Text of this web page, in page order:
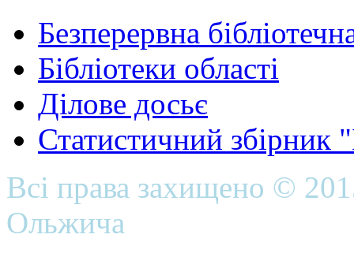
Безперервна
Бібліотеки області
Ділове досьє
Статистичний
Всі права захищено ©
Ольжича